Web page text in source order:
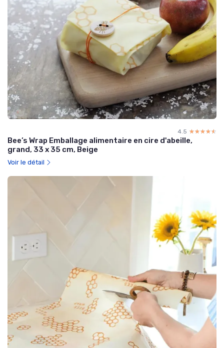
4.5 ☆☆☆☆☆
★★★★★
Bee’s Wrap Emballage alimentaire en cire d'abeille,
grand, 33 x 35 cm, Beige
Voir le détail